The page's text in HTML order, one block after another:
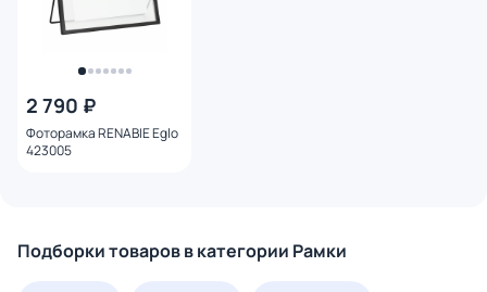
2 790 ₽
Фоторамка RENABIE Eglo
423005
Подборки товаров в категории Рамки